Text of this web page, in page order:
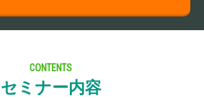
CONTENTS
セミナー内容